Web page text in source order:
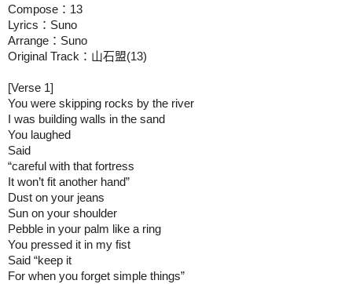
Compose：13
Lyrics：Suno
Arrange：Suno
Original Track：山石盟(13)
[Verse 1]
You were skipping rocks by the river
I was building walls in the sand
You laughed
Said
“careful with that fortress
It won’t fit another hand”
Dust on your jeans
Sun on your shoulder
Pebble in your palm like a ring
You pressed it in my fist
Said “keep it
For when you forget simple things”